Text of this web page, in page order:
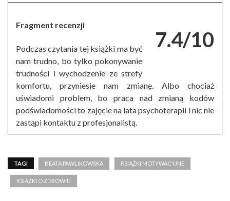
7.4/10
Fragment recenzji
Podczas czytania tej książki ma być
nam trudno, bo tylko pokonywanie
trudności i wychodzenie ze strefy
komfortu, przyniesie nam zmianę. Albo chociaż
uświadomi problem, bo praca nad zmianą kodów
podświadomości to zajęcie na lata psychoterapii i nic nie
zastąpi kontaktu z profesjonalistą.
TAGI BEATA PAWLIKOWSKA KSIĄŻKI MOTYWACYJNE
KSIĄŻKI O ZDROWIU